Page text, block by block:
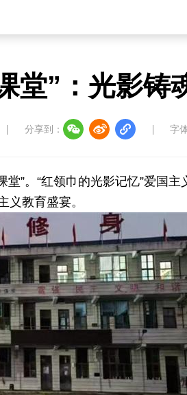
堂”：光影铸
分享到： 字
”。“红领巾的光影记忆”爱国主
义教育盛宴。